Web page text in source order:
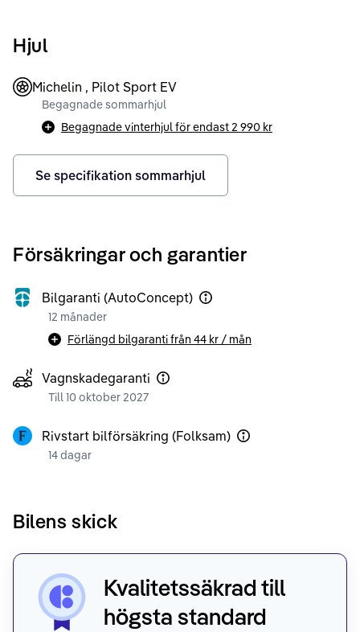
Hjul
Michelin , Pilot Sport EV
Begagnade sommarhjul
Begagnade vinterhjul för endast2 990 kr
Se specifikation sommarhjul
Försäkringar och garantier
Bilgaranti (AutoConcept)
12 månader
Förlängd bilgaranti från 44 kr / mån
Vagnskadegaranti
Till 10 oktober 2027
Rivstart bilförsäkring (Folksam)
14 dagar
Bilens skick
Kvalitetssäkrad till
högsta standard